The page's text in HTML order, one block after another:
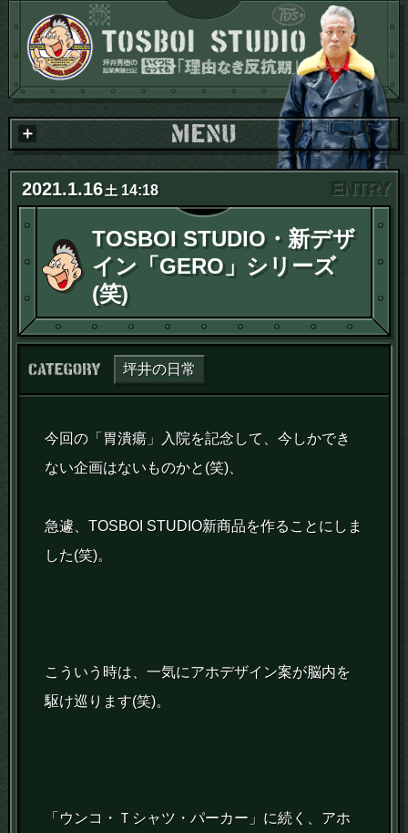
2021.1.16土 14:18
TOSBOI STUDIO・新デザ
イン「GERO」シリーズ
(笑)
カテゴリー：
坪井の日常
今回の「胃潰瘍」入院を記念して、今しかでき
ない企画はないものかと(笑)、
急遽、TOSBOI STUDIO新商品を作ることにしま
した(笑)。
こういう時は、一気にアホデザイン案が脳内を
駆け巡ります(笑)。
「ウンコ・Ｔシャツ・パーカー」に続く、アホ